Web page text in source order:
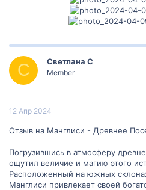
С Светлана С
Member
12 Апр 2024
Отзыв на Манглиси - Древнее
Погрузившись в атмосферу
ощутил величие и магию этого
Расположенный на южных
Манглиси привлекает своей